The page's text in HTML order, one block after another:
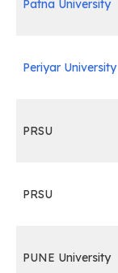
Patna University
Periyar University
PRSU
PRSU
PUNE University